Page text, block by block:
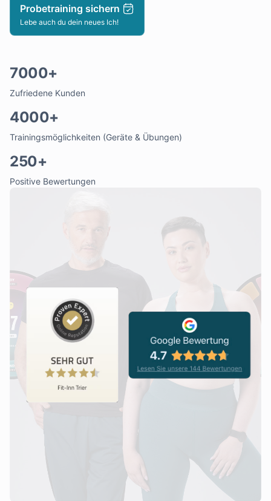
Probetraining sichern
Lebe auch du dein neues Ich!
7000+
Zufriedene Kunden
4000+
Trainingsmöglichkeiten (Geräte & Übungen)
250+
Positive Bewertungen